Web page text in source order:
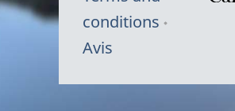
conditions
Avis